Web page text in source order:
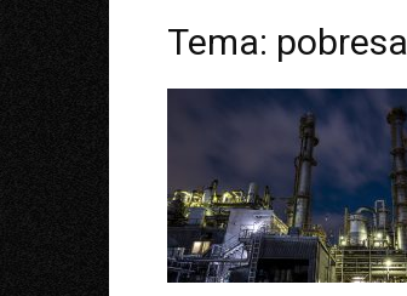
Tema: pobresa